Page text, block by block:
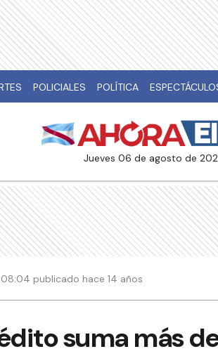
POLICIALES POLÍTICA
jueves 06 de agosto de
publicado hace 14 años
suma más